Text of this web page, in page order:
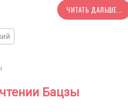
ЧИТАТЬ ДАЛЬШЕ...
Бацзы